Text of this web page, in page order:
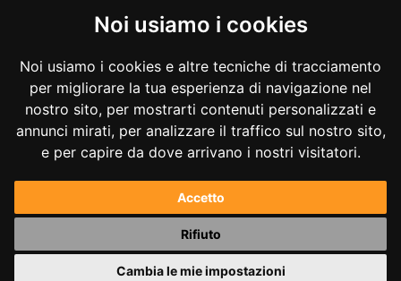
Noi usiamo i cookies
Noi usiamo i cookies e altre tecniche di tracciamento
per migliorare la tua esperienza di navigazione nel
nostro sito, per mostrarti contenuti personalizzati e
annunci mirati, per analizzare il traffico sul nostro sito,
e per capire da dove arrivano i nostri visitatori.
Accetto
Rifiuto
Cambia le mie impostazioni
INVIA MESSAGGIO
Copyright © 2017-2026 Andrea Ilici. Tutti i diritti riservati.
P.IVA 02711210027
Powered byAndrea Ilici
mappa del sito|gestisci cookie